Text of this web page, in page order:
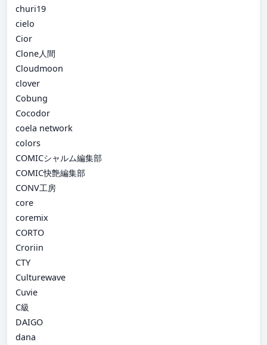
churi19
cielo
Cior
Clone人間
Cloudmoon
clover
Cobung
Cocodor
coela network
colors
COMICシャルム編集部
COMIC快艶編集部
CONV工房
core
coremix
CORTO
Croriin
CTY
Culturewave
Cuvie
C級
DAIGO
dana